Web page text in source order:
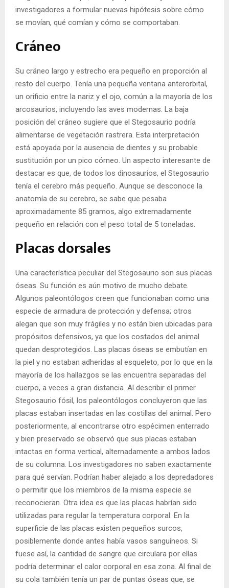
investigadores a formular nuevas hipótesis sobre cómo
se movían, qué comían y cómo se comportaban.
Cráneo
Su cráneo largo y estrecho era pequeño en proporción al
resto del cuerpo. Tenía una pequeña ventana anterorbital,
un orificio entre la nariz y el ojo, común a la mayoría de los
arcosaurios, incluyendo las aves modernas. La baja
posición del cráneo sugiere que el Stegosaurio podría
alimentarse de vegetación rastrera. Esta interpretación
está apoyada por la ausencia de dientes y su probable
sustitución por un pico córneo. Un aspecto interesante de
destacar es que, de todos los dinosaurios, el Stegosaurio
tenía el cerebro más pequeño. Aunque se desconoce la
anatomía de su cerebro, se sabe que pesaba
aproximadamente 85 gramos, algo extremadamente
pequeño en relación con el peso total de 5 toneladas.
Placas dorsales
Una característica peculiar del Stegosaurio son sus placas
óseas. Su función es aún motivo de mucho debate.
Algunos paleontólogos creen que funcionaban como una
especie de armadura de protección y defensa; otros
alegan que son muy frágiles y no están bien ubicadas para
propósitos defensivos, ya que los costados del animal
quedan desprotegidos. Las placas óseas se embutían en
la piel y no estaban adheridas al esqueleto, por lo que en la
mayoría de los hallazgos se las encuentra separadas del
cuerpo, a veces a gran distancia. Al describir el primer
Stegosaurio fósil, los paleontólogos concluyeron que las
placas estaban insertadas en las costillas del animal. Pero
posteriormente, al encontrarse otro espécimen enterrado
y bien preservado se observó que sus placas estaban
intactas en forma vertical, alternadamente a ambos lados
de su columna. Los investigadores no saben exactamente
para qué servían. Podrían haber alejado a los depredadores
o permitir que los miembros de la misma especie se
reconocieran. Otra idea es que las placas habrían sido
utilizadas para regular la temperatura corporal. En la
superficie de las placas existen pequeños surcos,
posiblemente donde antes había vasos sanguíneos. Si
fuese así, la cantidad de sangre que circulara por ellas
podría determinar el calor corporal en esa zona. Al final de
su cola también tenía un par de puntas óseas que, se